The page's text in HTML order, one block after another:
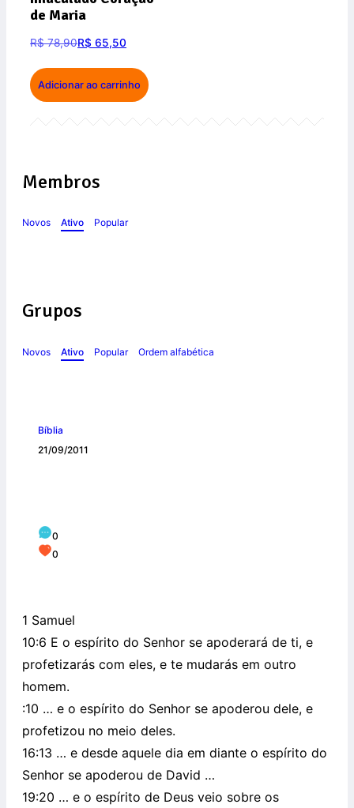
de Maria
R$78,90R$ 65,50
Adicionar ao carrinho
Membros
Novos Ativo Popular
Grupos
Novos Ativo Popular Ordem alfabética
Bíblia
21/09/2011
0
0
1 Samuel
10:6 E o espírito do Senhor se apoderará de ti, e
profetizarás com eles, e te mudarás em outro
homem.
:10 … e o espírito do Senhor se apoderou dele, e
profetizou no meio deles.
16:13 … e desde aquele dia em diante o espírito do
Senhor se apoderou de David …
19:20 … e o espírito de Deus veio sobre os